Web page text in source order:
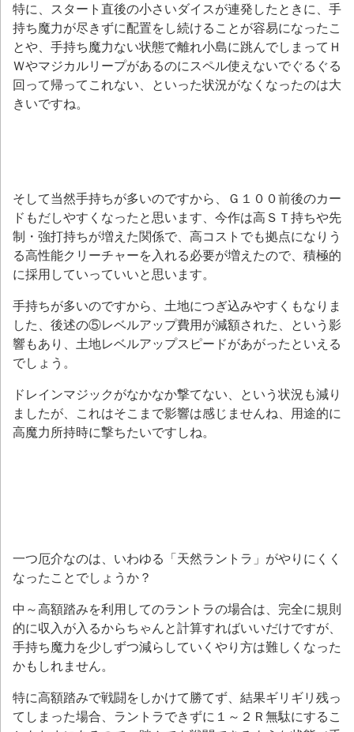
特に、スタート直後の小さいダイスが連発したときに、手
持ち魔力が尽きずに配置をし続けることが容易になったこ
とや、手持ち魔力ない状態で離れ小島に跳んでしまってＨ
Ｗやマジカルリープがあるのにスペル使えないでぐるぐる
回って帰ってこれない、といった状況がなくなったのは大
きいですね。
そして当然手持ちが多いのですから、Ｇ１００前後のカー
ドもだしやすくなったと思います、今作は高ＳＴ持ちや先
制・強打持ちが増えた関係で、高コストでも拠点になりう
る高性能クリーチャーを入れる必要が増えたので、積極的
に採用していっていいと思います。
手持ちが多いのですから、土地につぎ込みやすくもなりま
した、後述の⑤レベルアップ費用が減額された、という影
響もあり、土地レベルアップスピードがあがったといえる
でしょう。
ドレインマジックがなかなか撃てない、という状況も減り
ましたが、これはそこまで影響は感じませんね、用途的に
高魔力所持時に撃ちたいですしね。
一つ厄介なのは、いわゆる「天然ラントラ」がやりにくく
なったことでしょうか？
中～高額踏みを利用してのラントラの場合は、完全に規則
的に収入が入るからちゃんと計算すればいいだけですが、
手持ち魔力を少しずつ減らしていくやり方は難しくなった
かもしれません。
特に高額踏みで戦闘をしかけて勝てず、結果ギリギリ残っ
てしまった場合、ラントラできずに１～２Ｒ無駄にするこ